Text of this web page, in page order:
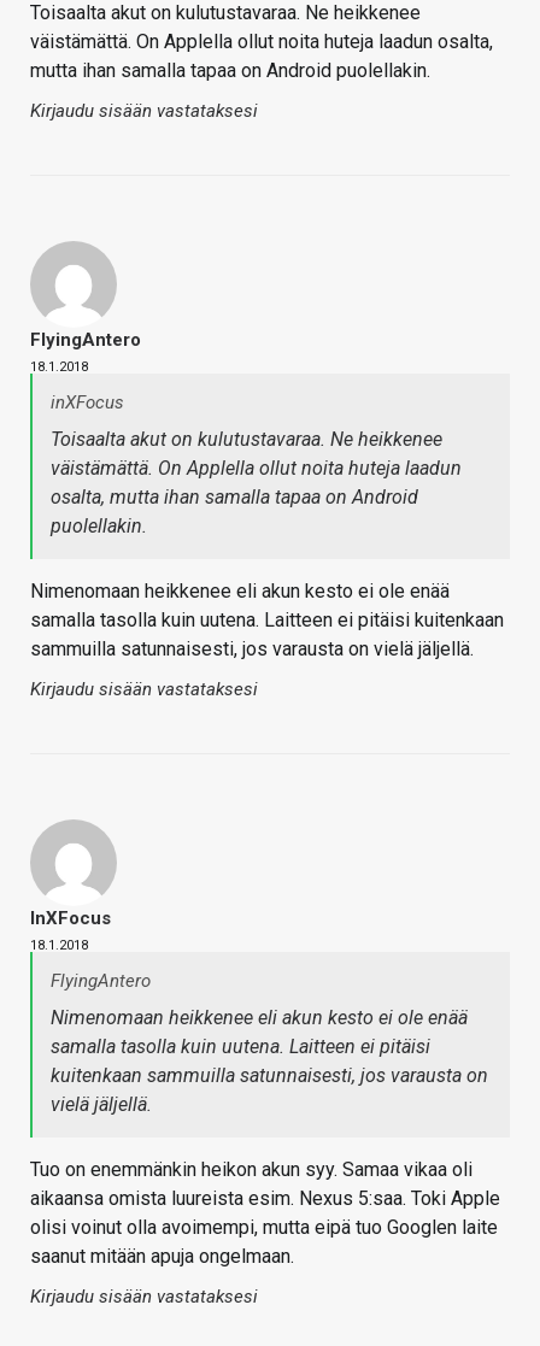
Toisaalta akut on kulutustavaraa. Ne heikkenee
väistämättä. On Applella ollut noita huteja laadun osalta,
mutta ihan samalla tapaa on Android puolellakin.
Kirjaudu sisään vastataksesi
FlyingAntero
18.1.2018
inXFocus
Toisaalta akut on kulutustavaraa. Ne heikkenee
väistämättä. On Applella ollut noita huteja laadun
osalta, mutta ihan samalla tapaa on Android
puolellakin.
Nimenomaan heikkenee eli akun kesto ei ole enää
samalla tasolla kuin uutena. Laitteen ei pitäisi kuitenkaan
sammuilla satunnaisesti, jos varausta on vielä jäljellä.
Kirjaudu sisään vastataksesi
InXFocus
18.1.2018
FlyingAntero
Nimenomaan heikkenee eli akun kesto ei ole enää
samalla tasolla kuin uutena. Laitteen ei pitäisi
kuitenkaan sammuilla satunnaisesti, jos varausta on
vielä jäljellä.
Tuo on enemmänkin heikon akun syy. Samaa vikaa oli
aikaansa omista luureista esim. Nexus 5:saa. Toki Apple
olisi voinut olla avoimempi, mutta eipä tuo Googlen laite
saanut mitään apuja ongelmaan.
Kirjaudu sisään vastataksesi